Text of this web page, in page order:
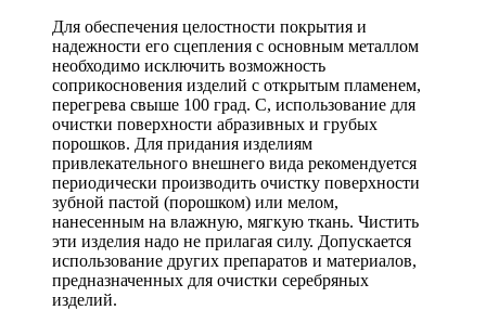
Для обеспечения целостности покрытия и
надежности его сцепления с основным металлом
необходимо исключить возможность
соприкосновения изделий с открытым пламенем,
перегрева свыше 100 град. С, использование для
очистки поверхности абразивных и грубых
порошков. Для придания изделиям
привлекательного внешнего вида рекомендуется
периодически производить очистку поверхности
зубной пастой (порошком) или мелом,
нанесенным на влажную, мягкую ткань. Чистить
эти изделия надо не прилагая силу. Допускается
использование других препаратов и материалов,
предназначенных для очистки серебряных
изделий.